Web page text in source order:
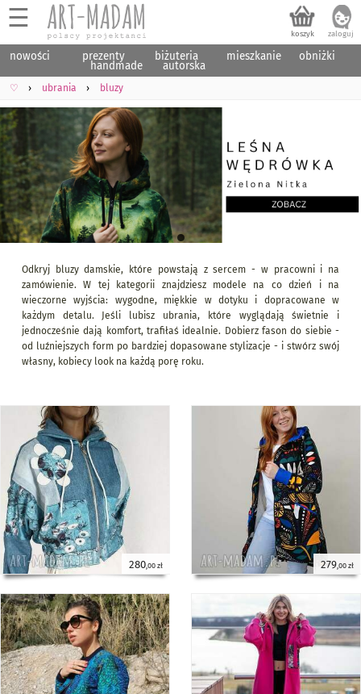
☰
nowości prezenty
handmade
biżuteria
autorska
mieszkanie obniżki
♡ ubrania bluzy
Odkryj bluzy damskie, które powstają z sercem - w pracowni i na
zamówienie. W tej kategorii znajdziesz modele na co dzień i na
wieczorne wyjścia: wygodne, miękkie w dotyku i dopracowane w
każdym detalu. Jeśli lubisz ubrania, które wyglądają świetnie i
jednocześnie dają komfort, trafiłaś idealnie. Dobierz fason do siebie -
od luźniejszych form po bardziej dopasowane stylizacje - i stwórz swój
własny, kobiecy look na każdą porę roku.
280,00 zł 279,00 zł